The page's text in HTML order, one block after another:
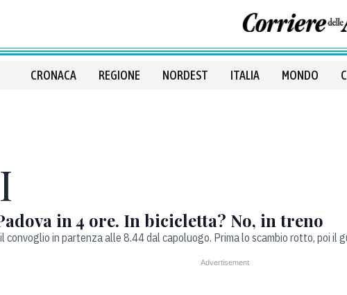
CRONACA REGIONE NORDEST ITALIA MONDO
in 4 ore. In bicicletta? No, in treno
convoglio in partenza alle 8.44 dal capoluogo. Prima lo scambio rotto, poi il